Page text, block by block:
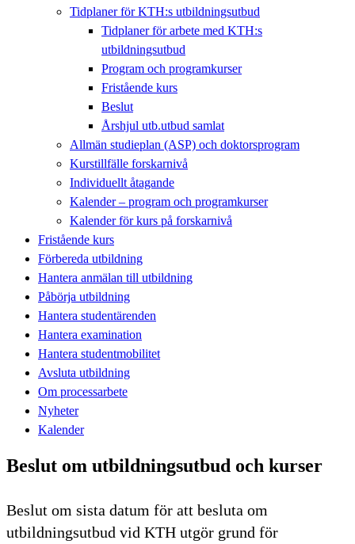
Tidplaner för KTH:s utbildningsutbud
Tidplaner för arbete med KTH:s
utbildningsutbud
Program och programkurser
Fristående kurs
Beslut
Årshjul utb.utbud samlat
Allmän studieplan (ASP) och doktorsprogram
Kurstillfälle forskarnivå
Individuellt åtagande
Kalender – program och programkurser
Kalender för kurs på forskarnivå
Fristående kurs
Förbereda utbildning
Hantera anmälan till utbildning
Påbörja utbildning
Hantera studentärenden
Hantera examination
Hantera studentmobilitet
Avsluta utbildning
Om processarbete
Nyheter
Kalender
Beslut om utbildningsutbud och kurser
Beslut om sista datum för att besluta om
utbildningsutbud vid KTH utgör grund för